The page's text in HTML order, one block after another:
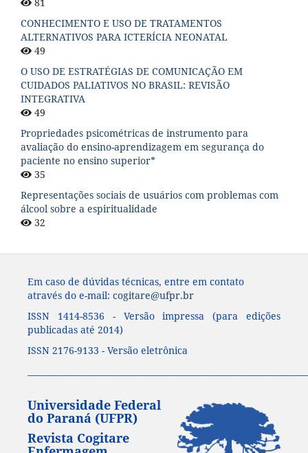
CONHECIMENTO E USO DE TRATAMENTOS
ALTERNATIVOS PARA ICTERÍCIA NEONATAL
49
O USO DE ESTRATÉGIAS DE COMUNICAÇÃO EM
CUIDADOS PALIATIVOS NO BRASIL: REVISÃO
INTEGRATIVA
49
Propriedades psicométricas de instrumento para
avaliação do ensino-aprendizagem em segurança do
paciente no ensino superior*
35
Representações sociais de usuários com problemas com
álcool sobre a espiritualidade
32
Em caso de dúvidas técnicas, entre em contato
através do e-mail: cogitare@ufpr.br
ISSN 1414-8536 - Versão impressa (para edições
publicadas até 2014)
ISSN 2176-9133 - Versão eletrônica
Universidade Federal
do Paraná (UFPR)
Revista Cogitare